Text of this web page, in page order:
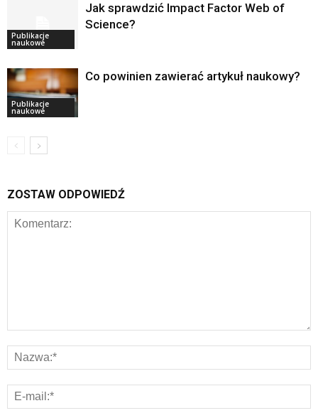
Publikacje
naukowe
Jak sprawdzić Impact Factor Web of
Science?
Publikacje
naukowe
Co powinien zawierać artykuł naukowy?
ZOSTAW ODPOWIEDŹ